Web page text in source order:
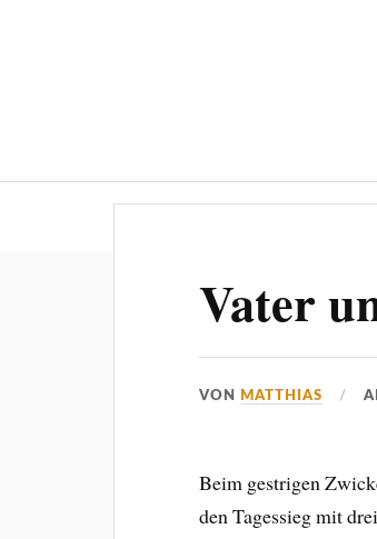
Vater
VON MATTHIAS
Beim gestrigen
den Tagessieg mit